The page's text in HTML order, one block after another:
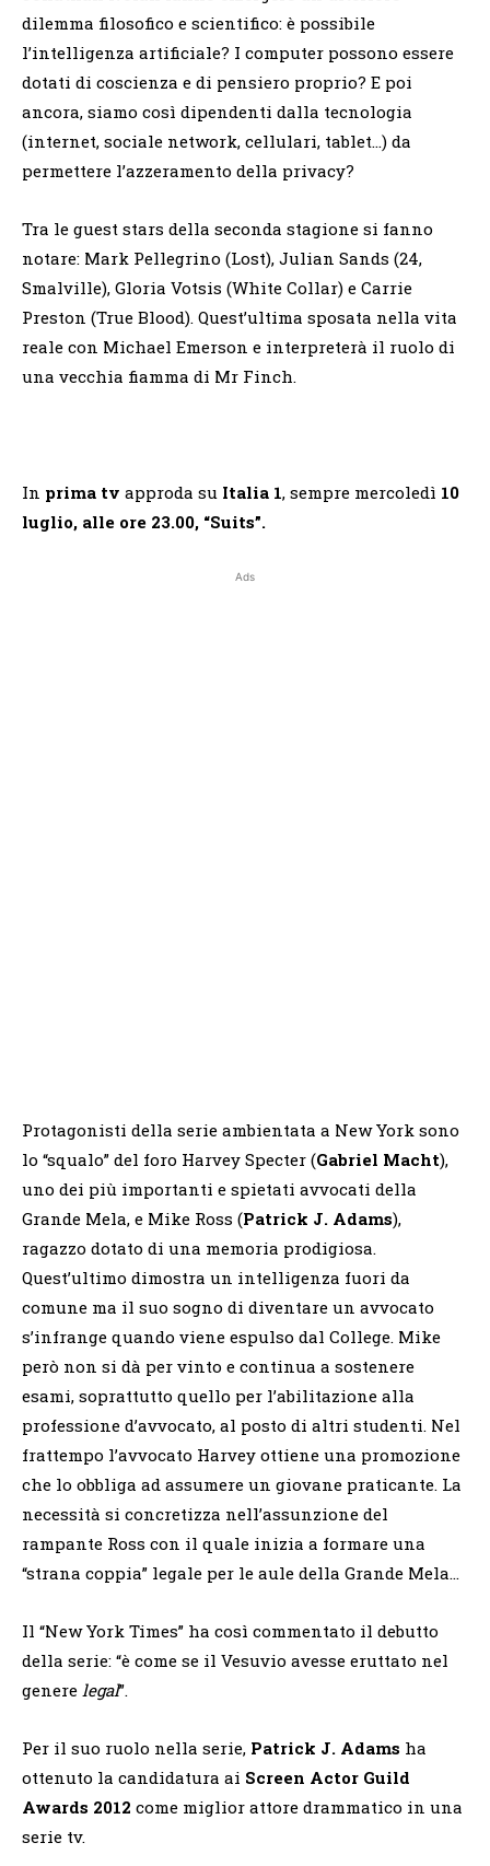
dilemma filosofico e scientifico: è possibile
l’intelligenza artificiale? I computer possono essere
dotati di coscienza e di pensiero proprio? E poi
ancora, siamo così dipendenti dalla tecnologia
(internet, sociale network, cellulari, tablet…) da
permettere l’azzeramento della privacy?
Tra le guest stars della seconda stagione si fanno
notare: Mark Pellegrino (Lost), Julian Sands (24,
Smalville), Gloria Votsis (White Collar) e Carrie
Preston (True Blood). Quest’ultima sposata nella vita
reale con Michael Emerson e interpreterà il ruolo di
una vecchia fiamma di Mr Finch.
In prima tv approda su Italia 1, sempre mercoledì 10
luglio, alle ore 23.00, “Suits”.
Ads
Protagonisti della serie ambientata a New York sono
lo “squalo” del foro Harvey Specter (Gabriel Macht),
uno dei più importanti e spietati avvocati della
Grande Mela, e Mike Ross (Patrick J. Adams),
ragazzo dotato di una memoria prodigiosa.
Quest’ultimo dimostra un intelligenza fuori da
comune ma il suo sogno di diventare un avvocato
s’infrange quando viene espulso dal College. Mike
però non si dà per vinto e continua a sostenere
esami, soprattutto quello per l’abilitazione alla
professione d’avvocato, al posto di altri studenti. Nel
frattempo l’avvocato Harvey ottiene una promozione
che lo obbliga ad assumere un giovane praticante. La
necessità si concretizza nell’assunzione del
rampante Ross con il quale inizia a formare una
“strana coppia” legale per le aule della Grande Mela…
Il “New York Times” ha così commentato il debutto
della serie: “è come se il Vesuvio avesse eruttato nel
genere legal”.
Per il suo ruolo nella serie, Patrick J. Adams ha
ottenuto la candidatura ai Screen Actor Guild
Awards 2012 come miglior attore drammatico in una
serie tv.